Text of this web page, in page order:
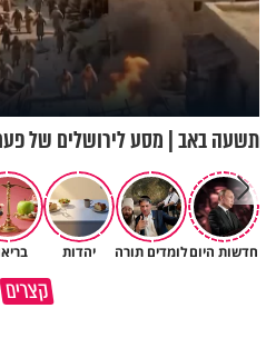
תשעה באב | מסע לירושלים של
חדשות היוםלומדים תורה יהדות
קצריםמדוע האמונה נמשלה למלח?